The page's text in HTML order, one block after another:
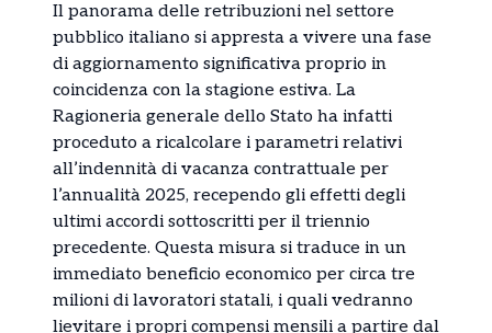
Il panorama delle retribuzioni nel settore
pubblico italiano si appresta a vivere una fase
di aggiornamento significativa proprio in
coincidenza con la stagione estiva. La
Ragioneria generale dello Stato ha infatti
proceduto a ricalcolare i parametri relativi
all’indennità di vacanza contrattuale per
l’annualità 2025, recependo gli effetti degli
ultimi accordi sottoscritti per il triennio
precedente. Questa misura si traduce in un
immediato beneficio economico per circa tre
milioni di lavoratori statali, i quali vedranno
lievitare i propri compensi mensili a partire dal